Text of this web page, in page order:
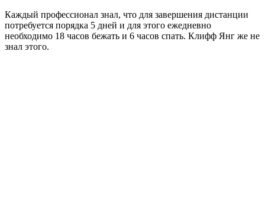
Каждый профессионал знал, что для завершения дистанции
потребуется порядка 5 дней и для этого ежедневно
необходимо 18 часов бежать и 6 часов спать. Клифф Янг же не
знал этого.